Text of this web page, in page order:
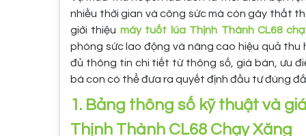
nhiều thời gian và công sức mà còn gây thất
giới thiệu máy tuốt lúa Thịnh Thành CL68
phóng sức lao động và nâng cao hiệu quả
đủ thông tin chi tiết từ thông số, giá bán, ưu
bà con có thể đưa ra quyết định đầu tư đúng
1. Bảng thông số kỹ thuật và
Thịnh Thành CL68 Chạy Xăng